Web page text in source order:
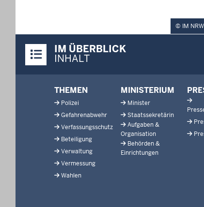
IM NRW
Inhalte
IM ÜBERBLICK
INHALT
THEMEN
Polizei
Gefahrenabwehr
Verfassungsschutz
Beteiligung
Verwaltung
Vermessung
Wahlen
MINISTERIUM
Minister
Staatssekretärin
Aufgaben &
Organisation
Behörden &
Einrichtungen